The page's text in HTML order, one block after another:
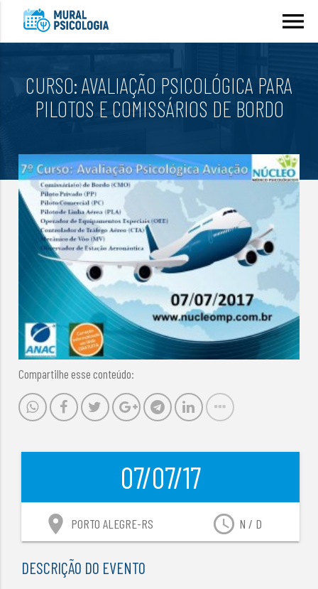
menu
CURSO: AVALIAÇÃO PSICOLÓGICA PARA
PILOTOS E COMISSÁRIOS DE BORDO
Compartilhe esse conteúdo:
07/07/17
access_time N / D
location_on PORTO ALEGRE-RS
DESCRIÇÃO DO EVENTO